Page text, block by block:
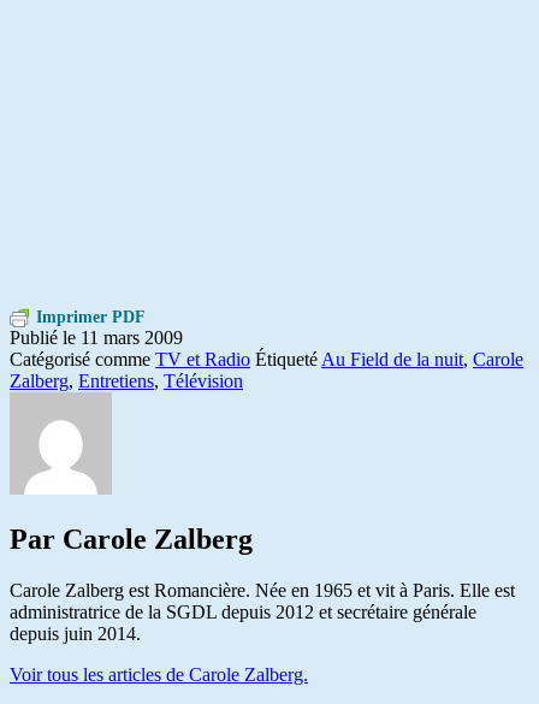
Imprimer PDF
Publié le 11 mars 2009
Catégorisé comme TV et Radio Étiqueté Au Field de la nuit, Carole
Zalberg, Entretiens, Télévision
Par Carole Zalberg
Carole Zalberg est Romancière. Née en 1965 et vit à Paris. Elle est
administratrice de la SGDL depuis 2012 et secrétaire générale
depuis juin 2014.
Voir tous les articles de Carole Zalberg.